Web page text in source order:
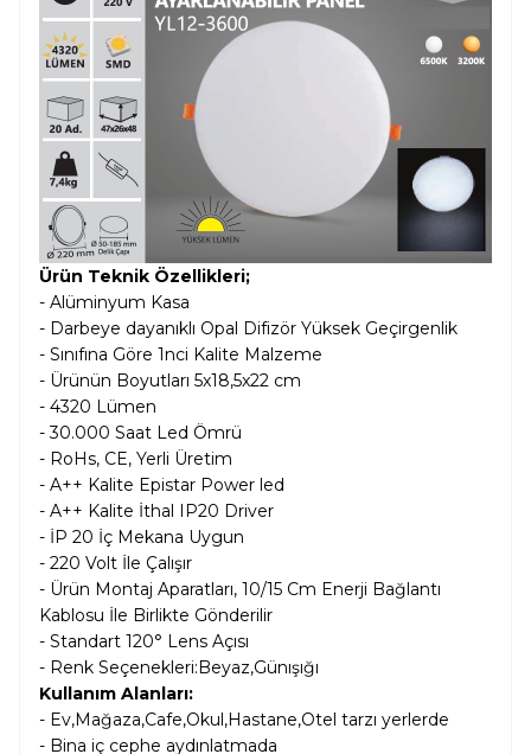
Ürün Teknik Özellikleri;
- Alüminyum Kasa
- Darbeye dayanıklı Opal Difizör Yüksek Geçirgenlik
- Sınıfına Göre 1nci Kalite Malzeme
- Ürünün Boyutları 5x18,5x22 cm
- 4320 Lümen
- 30.000 Saat Led Ömrü
- RoHs, CE, Yerli Üretim
- A++ Kalite Epistar Power led
- A++ Kalite İthal IP20 Driver
- İP 20 İç Mekana Uygun
- 220 Volt İle Çalışır
- Ürün Montaj Aparatları, 10/15 Cm Enerji Bağlantı
Kablosu İle Birlikte Gönderilir
- Standart 120° Lens Açısı
- Renk Seçenekleri:Beyaz,Günışığı
Kullanım Alanları:
- Ev,Mağaza,Cafe,Okul,Hastane,Otel tarzı yerlerde
- Bina iç cephe aydınlatmada